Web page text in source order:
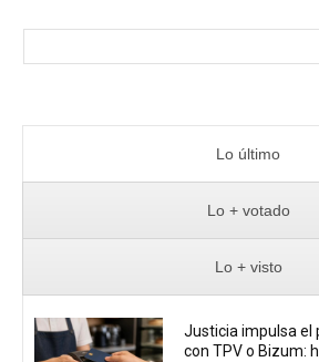
Lo último
Lo + votado
Lo + visto
Justicia impulsa el
con TPV o Bizum: